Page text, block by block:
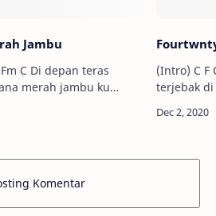
Jambu
(Intro) C F C F C F C F C Pagi ke pagi ku F C
terjebak di dalam
Komentar